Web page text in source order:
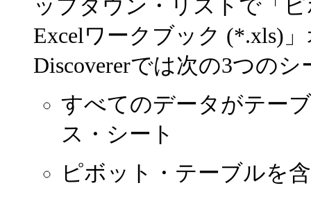
ップダウン・リストで「
Excelワークブック (*.xls)
Discovererでは次の3つの
すべてのデータがテー
ス・シート
ピボット・テーブルを